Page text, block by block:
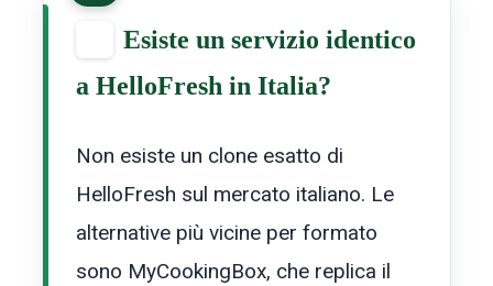
Esiste un servizio identico
a HelloFresh in Italia?
Non esiste un clone esatto di
HelloFresh sul mercato italiano. Le
alternative più vicine per formato
sono MyCookingBox, che replica il